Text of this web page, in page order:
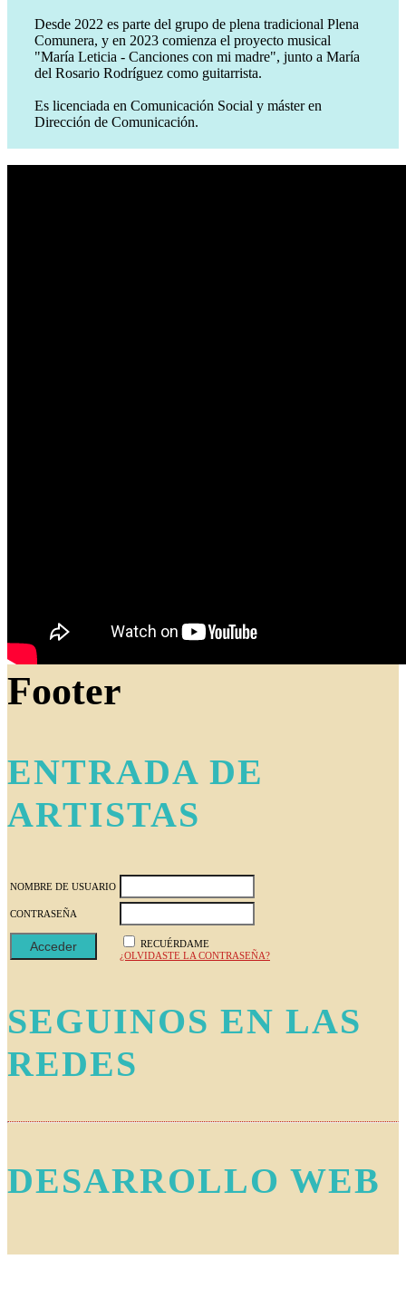
Desde 2022 es parte del grupo de plena tradicional Plena
Comunera, y en 2023 comienza el proyecto musical
"María Leticia - Canciones con mi madre", junto a María
del Rosario Rodríguez como guitarrista.
Es licenciada en Comunicación Social y máster en
Dirección de Comunicación.
Footer
ENTRADA DE
ARTISTAS
NOMBRE DE USUARIO
CONTRASEÑA
RECUÉRDAME
¿OLVIDASTE LA CONTRASEÑA?
SEGUINOS EN LAS
REDES
DESARROLLO WEB